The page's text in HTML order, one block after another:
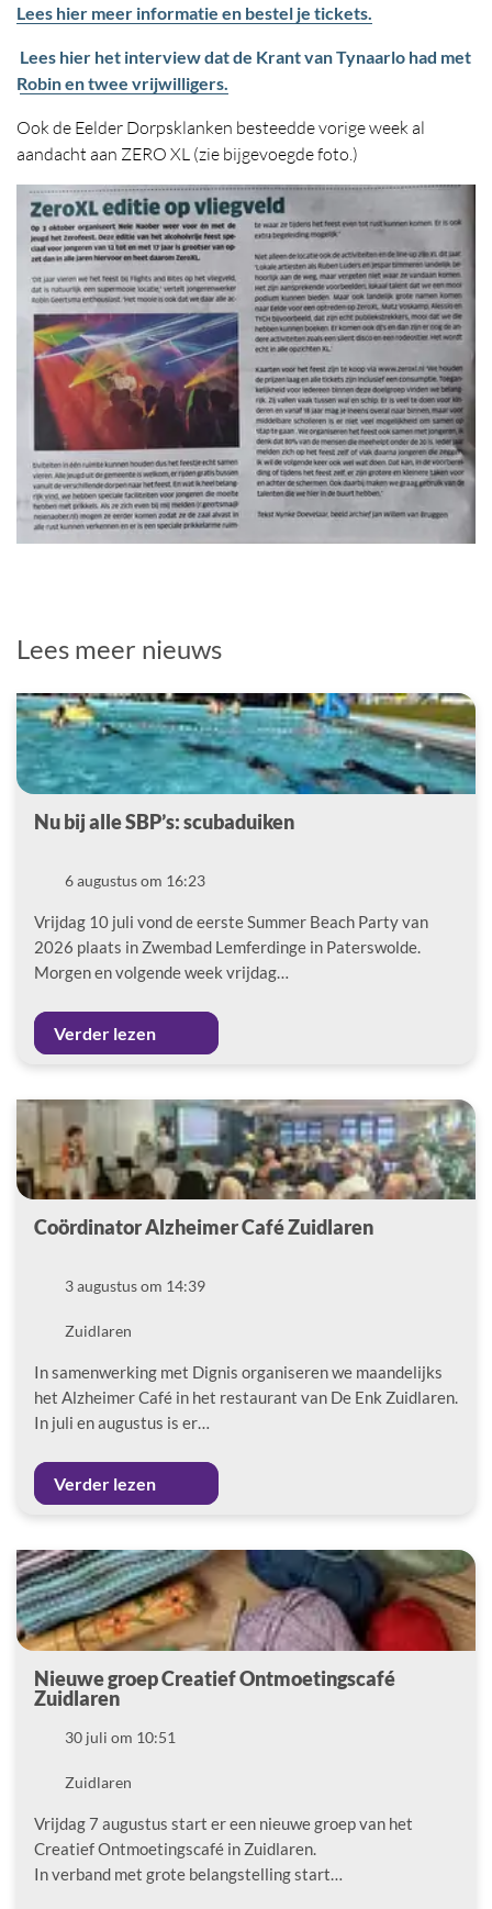
Lees hier meer informatie en bestel je tickets.
Lees hier het interview dat de Krant van Tynaarlo had met
Robin en twee vrijwilligers.
Ook de Eelder Dorpsklanken besteedde vorige week al
aandacht aan ZERO XL (zie bijgevoegde foto.)
Lees meer nieuws
Nu bij alle SBP’s: scubaduiken
Datum6 augustus om 16:23
Vrijdag 10 juli vond de eerste Summer Beach Party van
2026 plaats in Zwembad Lemferdinge in Paterswolde.
Morgen en volgende week vrijdag…
Verder lezen
Coördinator Alzheimer Café Zuidlaren
Datum3 augustus om 14:39
LocatieZuidlaren
In samenwerking met Dignis organiseren we maandelijks
het Alzheimer Café in het restaurant van De Enk Zuidlaren.
In juli en augustus is er…
Verder lezen
Nieuwe groep Creatief Ontmoetingscafé
Zuidlaren
Datum30 juli om 10:51
LocatieZuidlaren
Vrijdag 7 augustus start er een nieuwe groep van het
Creatief Ontmoetingscafé in Zuidlaren.
In verband met grote belangstelling start…